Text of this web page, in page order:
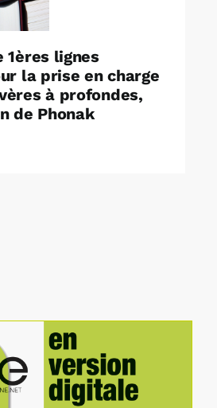
1ères lignes
la prise en charge
à profondes,
de Phonak